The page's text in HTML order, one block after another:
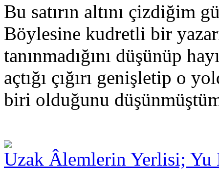
Bu satırın altını çizdiğim
Böylesine kudretli bir
tanınmadığını düşünüp
açtığı çığırı genişletip o
biri olduğunu
Uzak Âlemlerin Yerlisi; Yu